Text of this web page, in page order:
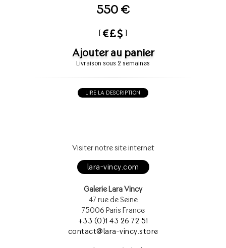
550 €
[ ]
Ajouter au panier
Livraison sous 2 semaines
LIRE LA DESCRIPTION
Visiter notre site internet
lara-vincy.com
Galerie Lara Vincy
47 rue de Seine
75006 Paris France
+33 (0)1 43 26 72 51
contact@lara-vincy.store